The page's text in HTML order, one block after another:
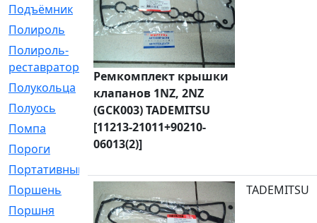
Подъёмник
[1]
Полироль
[1]
Полироль-
реставратор
[1]
Полукольца
[107]
Полуось
[43]
Помпа
[537]
Пороги
[1]
Портативный
Поршень
Поршня
[833]
Ремкомплект крышки
клапанов 1NZ, 2NZ
(GCK003) TADEMITSU
[11213-21011+90210-
06013(2)]
TADEMITSU